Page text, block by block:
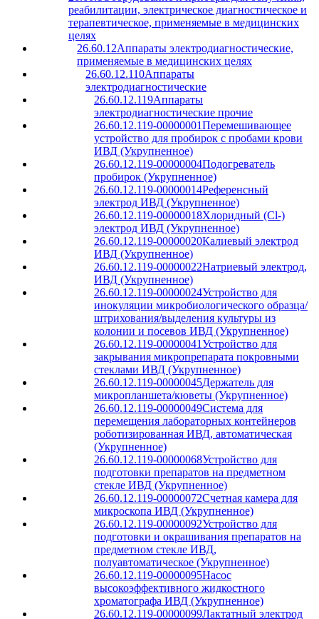
реабилитации, электрическое диагностическое и
терапевтическое, применяемые в медицинских
целях
26.60.12Аппараты электродиагностические,
применяемые в медицинских целях
26.60.12.110Аппараты
электродиагностические
26.60.12.119Аппараты
электродиагностические прочие
26.60.12.119-00000001Перемешивающее
устройство для пробирок с пробами крови
ИВД (Укрупненное)
26.60.12.119-00000004Подогреватель
пробирок (Укрупненное)
26.60.12.119-00000014Референсный
электрод ИВД (Укрупненное)
26.60.12.119-00000018Хлоридный (Cl-)
электрод ИВД (Укрупненное)
26.60.12.119-00000020Калиевый электрод
ИВД (Укрупненное)
26.60.12.119-00000022Натриевый электрод,
ИВД (Укрупненное)
26.60.12.119-00000024Устройство для
инокуляции микробиологического образца/
штрихования/выделения культуры из
колонии и посевов ИВД (Укрупненное)
26.60.12.119-00000041Устройство для
закрывания микропрепарата покровными
стеклами ИВД (Укрупненное)
26.60.12.119-00000045Держатель для
микропланшета/кюветы (Укрупненное)
26.60.12.119-00000049Система для
перемещения лабораторных контейнеров
роботизированная ИВД, автоматическая
(Укрупненное)
26.60.12.119-00000068Устройство для
подготовки препаратов на предметном
стекле ИВД (Укрупненное)
26.60.12.119-00000072Счетная камера для
микроскопа ИВД (Укрупненное)
26.60.12.119-00000092Устройство для
подготовки и окрашивания препаратов на
предметном стекле ИВД,
полуавтоматическое (Укрупненное)
26.60.12.119-00000095Насос
высокоэффективного жидкостного
хроматографа ИВД (Укрупненное)
26.60.12.119-00000099Лактатный электрод